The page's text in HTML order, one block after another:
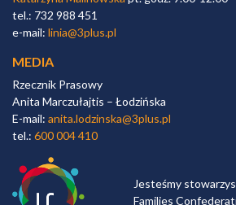
tel.: 732 988 451
e-mail: linia@3plus.pl
MEDIA
Rzecznik Prasowy
Anita Marczułajtis – Łodzińska
E-mail: anita.lodzinska@3plus.pl
tel.: 600 004 410
Jesteśmy
Families